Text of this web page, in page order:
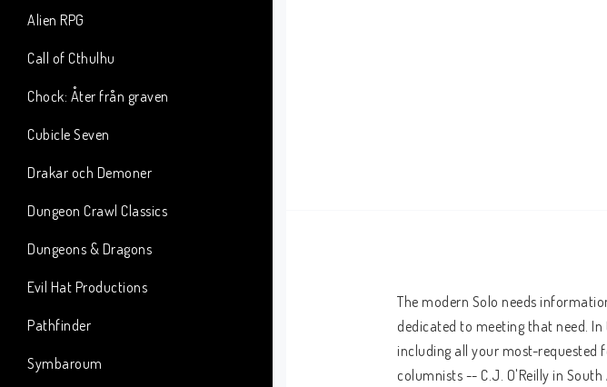
Alien RPG
Call of Cthulhu
Chock: Åter från graven
Cubicle Seven
Drakar och Demoner
Dungeon Crawl Classics
Dungeons & Dragons
Evil Hat Productions
Pathfinder
Symbaroum
The modern Solo needs
dedicated to meeting that need.
including all your most-requested
columnists -- C.J. O'Reilly in